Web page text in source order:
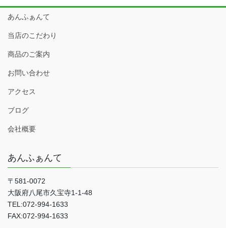
あんふぁんて
当店のこだわり
商品のご案内
お問い合わせ
アクセス
ブログ
会社概要
あんふぁんて
〒581-0072
大阪府八尾市久宝寺1-1-48
TEL:072-994-1633
FAX:072-994-1633